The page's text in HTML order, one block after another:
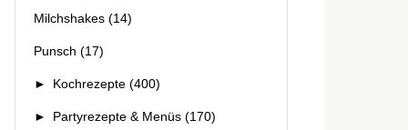
Milchshakes (14)
Punsch (17)
► Kochrezepte (400)
► Partyrezepte & Menüs (170)